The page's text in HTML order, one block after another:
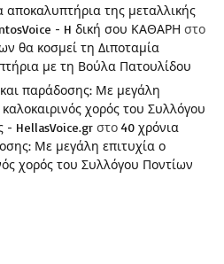
αποκαλυπτήρια της μεταλλικής
- H δική σου ΚΑΘΑΡΗ στο
θα κοσμεί τη Διποταμία
με τη Βούλα Πατουλίδου
παράδοσης: Με μεγάλη
καλοκαιρινός χορός του Συλλόγου
HellasVoice.gr στο 40 χρόνια
Με μεγάλη επιτυχία ο
χορός του Συλλόγου Ποντίων